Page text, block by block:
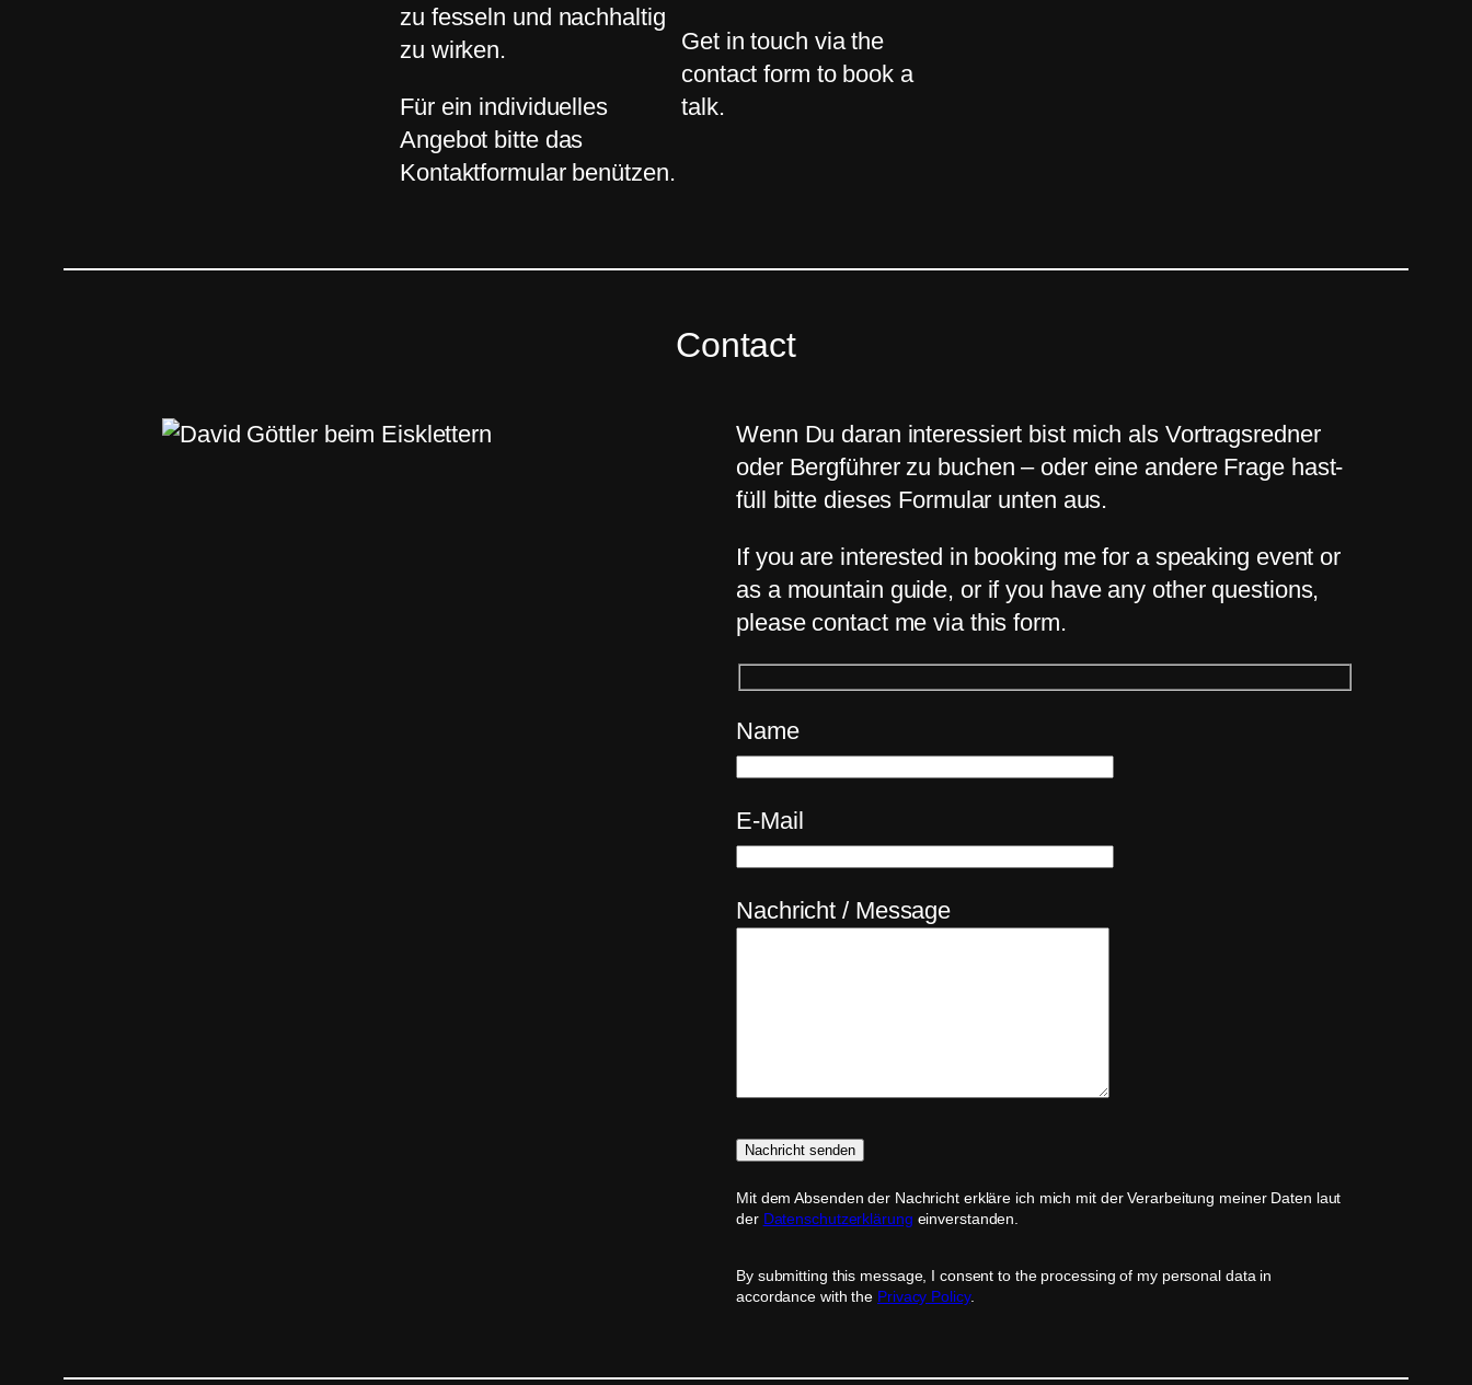
zu fesseln und nachhaltig
zu wirken.
Für ein individuelles
Angebot bitte das
Kontaktformular benützen.
Get in touch via the
contact form to book a
talk.
Contact
Wenn Du daran interessiert bist mich als Vortragsredner
oder Bergführer zu buchen – oder eine andere Frage hast-
füll bitte dieses Formular unten aus.
If you are interested in booking me for a speaking event or
as a mountain guide, or if you have any other questions,
please contact me via this form.
Name
E-Mail
Nachricht / Message
Mit dem Absenden der Nachricht erkläre ich mich mit der Verarbeitung meiner Daten laut
der Datenschutzerklärung einverstanden.
By submitting this message, I consent to the processing of my personal data in
accordance with the Privacy Policy.